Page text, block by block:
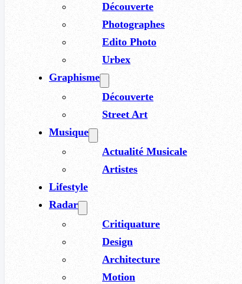
Découverte
Photographes
Edito Photo
Urbex
Graphisme
Découverte
Street Art
Musique
Actualité Musicale
Artistes
Lifestyle
Radar
Critiquature
Design
Architecture
Motion